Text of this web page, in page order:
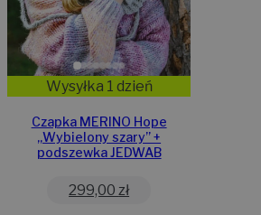
Wysyłka 1 dzień
Czapka MERINO Hope
„Wybielony szary” +
podszewka JEDWAB
299,00 zł